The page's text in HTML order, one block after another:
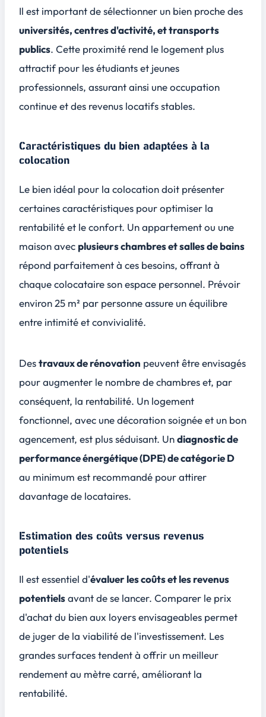
Il est important de sélectionner un bien proche des
universités, centres d'activité, et transports
publics. Cette proximité rend le logement plus
attractif pour les étudiants et jeunes
professionnels, assurant ainsi une occupation
continue et des revenus locatifs stables.
Caractéristiques du bien adaptées à la
colocation
Le bien idéal pour la colocation doit présenter
certaines caractéristiques pour optimiser la
rentabilité et le confort. Un appartement ou une
maison avec plusieurs chambres et salles de bains
répond parfaitement à ces besoins, offrant à
chaque colocataire son espace personnel. Prévoir
environ25 m² par personneassure un équilibre
entre intimité et convivialité.
Destravaux de rénovation peuvent être envisagés
pour augmenter le nombre de chambres et, par
conséquent, la rentabilité. Un logement
fonctionnel, avec une décoration soignée et un bon
agencement, est plus séduisant. Undiagnostic de
performance énergétique (DPE) de catégorie D
au minimum est recommandé pour attirer
davantage de locataires.
Estimation des coûts versus revenus
potentiels
Il est essentiel d'évaluer les coûts et les revenus
potentielsavant de se lancer. Comparer le prix
d'achat du bien aux loyers envisageables permet
de juger de la viabilité de l'investissement. Les
grandes surfacestendent à offrir un meilleur
rendement au mètre carré, améliorant la
rentabilité.